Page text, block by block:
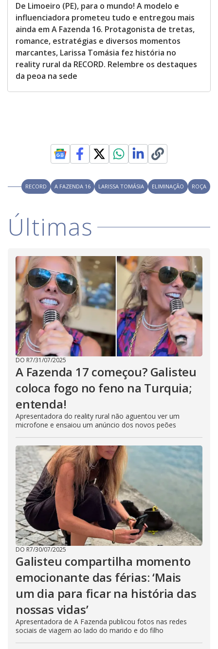
De Limoeiro (PE), para o mundo! A modelo e
influenciadora prometeu tudo e entregou mais
ainda em A Fazenda 16. Protagonista de tretas,
romance, estratégias e diversos momentos
marcantes, Larissa Tomásia fez história no
reality rural da RECORD. Relembre os destaques
da peoa na sede
RECORD A FAZENDA 16 LARISSA TOMÁSIA ELIMINAÇÃO ROÇA
Últimas
DO R7/31/07/2025
A Fazenda 17 começou? Galisteu
coloca fogo no feno na Turquia;
entenda!
Apresentadora do reality rural não aguentou ver um
microfone e ensaiou um anúncio dos novos peões
DO R7/30/07/2025
Galisteu compartilha momento
emocionante das férias: ‘Mais
um dia para ficar na história das
nossas vidas’
Apresentadora de A Fazenda publicou fotos nas redes
sociais de viagem ao lado do marido e do filho